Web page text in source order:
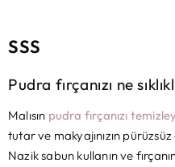
SSS
Pudra fırçanızı ne
Malısın pudra fırçanızı
tutar ve makyajınızın
Nazik sabun kullanın ve